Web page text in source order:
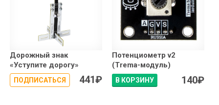
Дорожный знак
«Уступите дорогу»
ПОДПИСАТЬСЯ 441₽
Потенциометр v2
(Trema-модуль)
В КОРЗИНУ 140₽